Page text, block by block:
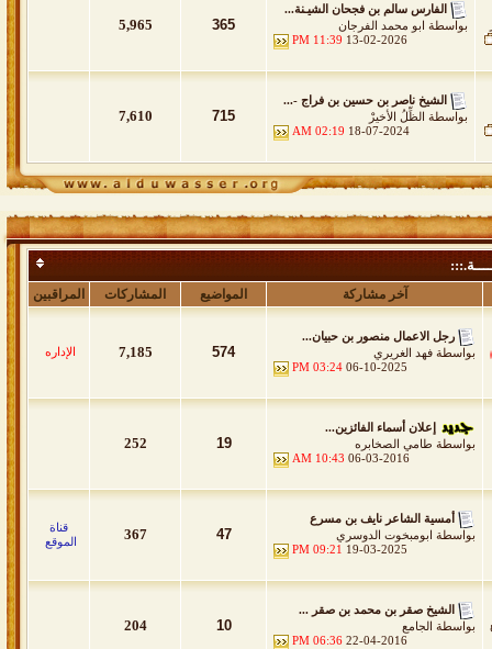
الفارس سالم بن فجحان الشيـنة...
بواسطة ابو محمد الفرجان
13-02-2026
11:39 PM
365
5,965
الشيخ ناصر بن حسين بن فراج -...
بواسطة الظِّلُ الأخيرْ
18-07-2024
02:19 AM
715
7,610
آخر مشاركة المواضيع المشاركات المراقبين
مره عبره وجميع الحقوق محفوظة .
رجل الاعمال منصور بن حبيان...
بواسطة فهد الغريري
06-10-2025
03:24 PM
574
7,185 الإداره
إعلان أسماء الفائزين...
بواسطة طامي الصخابره
06-03-2016
10:43 AM
19
252
أمسية الشاعر نايف بن مسرع
بواسطة ابومبخوت الدوسري
19-03-2025
09:21 PM
47
367
قناة
الموقع
الشيخ صقر بن محمد بن صقر ...
بواسطة الجامع
22-04-2016
06:36 PM
10
204